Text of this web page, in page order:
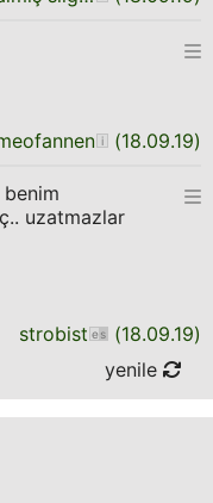
(18.09.19)
uzatmazlar
strobist (18.09.19)
yenile